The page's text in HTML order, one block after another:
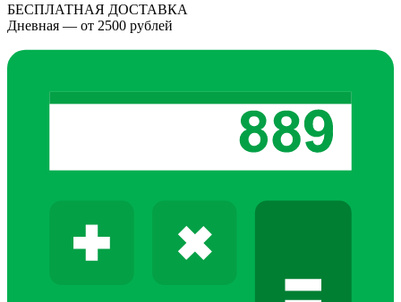
БЕСПЛАТНАЯ ДОСТАВКА
Дневная — от 2500 рублей